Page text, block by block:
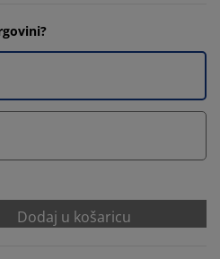
Dodaj u košaricu